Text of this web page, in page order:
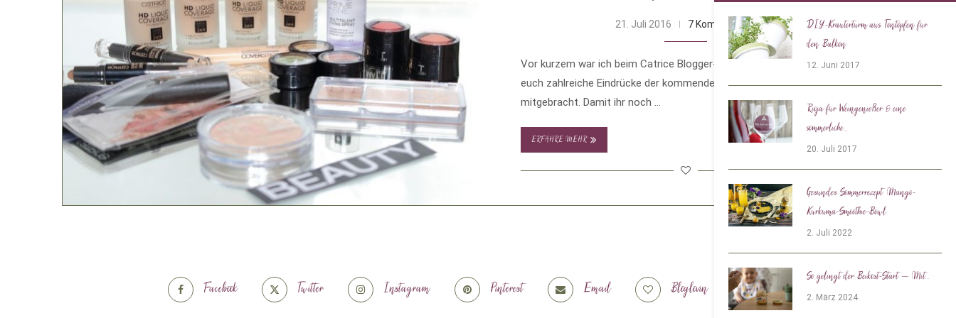
21. Juli 2016 7 Kommentare
Vor kurzem war ich beim Catrice Blogger-Event in Berlin und habe
euch zahlreiche Eindrücke der kommenden Make-up Neuheiten
mitgebracht. Damit ihr noch …
ERFAHRE MEHR
Facebook Twitter Instagram Pinterest Email Bloglovin Tiktok
DIY-Kräuterturm aus Tontöpfen für
den Balkon
12. Juni 2017
Rioja für Weingenießer & eine
sommerliche...
20. Juli 2017
Gesundes Sommerrezept: Mango-
Kurkuma-Smoothie-Bowl
2. Juli 2022
So gelingt der Beikost-Start – Mit...
2. März 2024